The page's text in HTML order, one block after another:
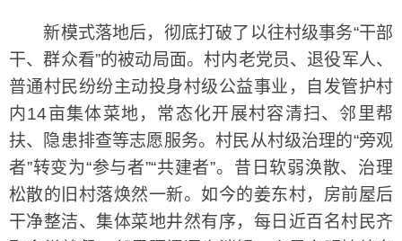
新模式落地后，彻底打破了以往村级事务“干部
干、群众看”的被动局面。村内老党员、退役军人、
普通村民纷纷主动投身村级公益事业，自发管护村
内14亩集体菜地，常态化开展村容清扫、邻里帮
扶、隐患排查等志愿服务。村民从村级治理的“旁观
者”转变为“参与者”“共建者”。昔日软弱涣散、治理
松散的旧村落焕然一新。如今的姜东村，房前屋后
干净整洁、集体菜地井然有序，每日近百名村民齐